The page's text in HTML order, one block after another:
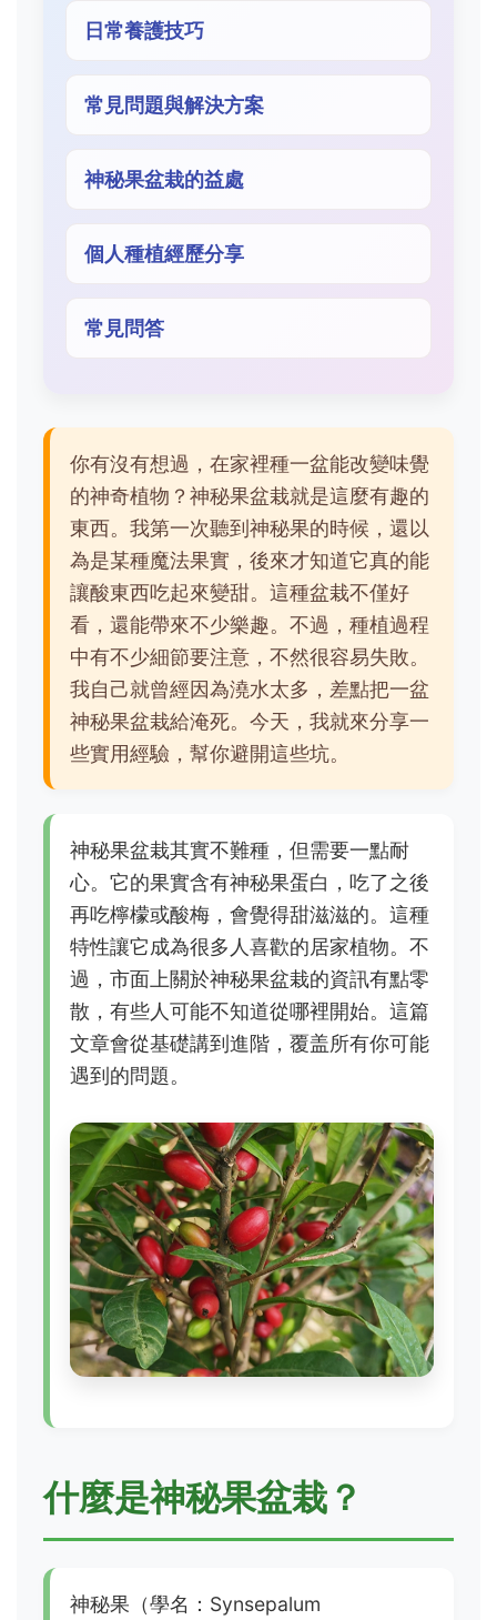
日常養護技巧
常見問題與解決方案
神秘果盆栽的益處
個人種植經歷分享
常見問答
你有沒有想過，在家裡種一盆能改變味覺
的神奇植物？神秘果盆栽就是這麼有趣的
東西。我第一次聽到神秘果的時候，還以
為是某種魔法果實，後來才知道它真的能
讓酸東西吃起來變甜。這種盆栽不僅好
看，還能帶來不少樂趣。不過，種植過程
中有不少細節要注意，不然很容易失敗。
我自己就曾經因為澆水太多，差點把一盆
神秘果盆栽給淹死。今天，我就來分享一
些實用經驗，幫你避開這些坑。
神秘果盆栽其實不難種，但需要一點耐
心。它的果實含有神秘果蛋白，吃了之後
再吃檸檬或酸梅，會覺得甜滋滋的。這種
特性讓它成為很多人喜歡的居家植物。不
過，市面上關於神秘果盆栽的資訊有點零
散，有些人可能不知道從哪裡開始。這篇
文章會從基礎講到進階，覆盖所有你可能
遇到的問題。
什麼是神秘果盆栽？
神秘果（學名：Synsepalum